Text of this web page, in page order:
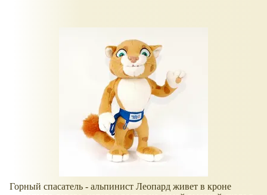
Горный спасатель - альпинист Леопард живет в кроне